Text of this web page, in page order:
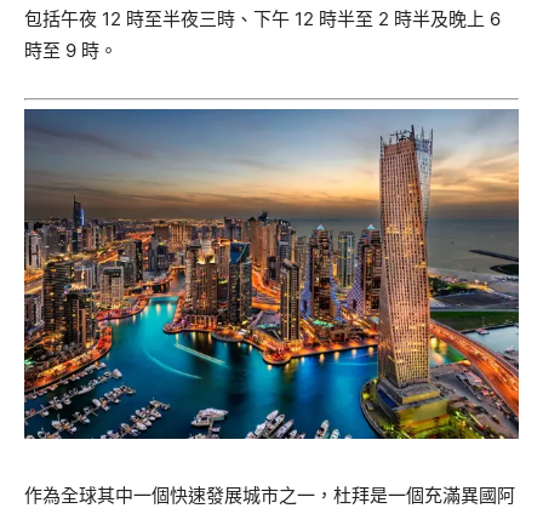
包括午夜 12 時至半夜三時、下午 12 時半至 2 時半及晚上 6
時至 9 時。
作為全球其中一個快速發展城市之一， 杜拜是一個充滿異國阿